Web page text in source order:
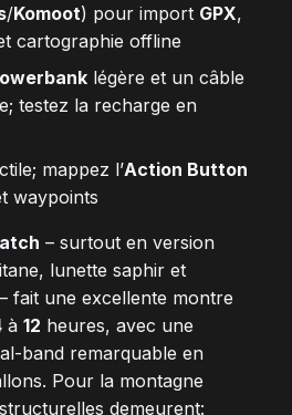
/Komoot) pour import GPX,
cartographie offline
légère et un câble
testez la recharge en
mappez l’Action Button
waypoints
– surtout en version
lunette saphir et
– fait une excellente montre
à 12 heures, avec une
band remarquable en
Pour la montagne
demeurent: